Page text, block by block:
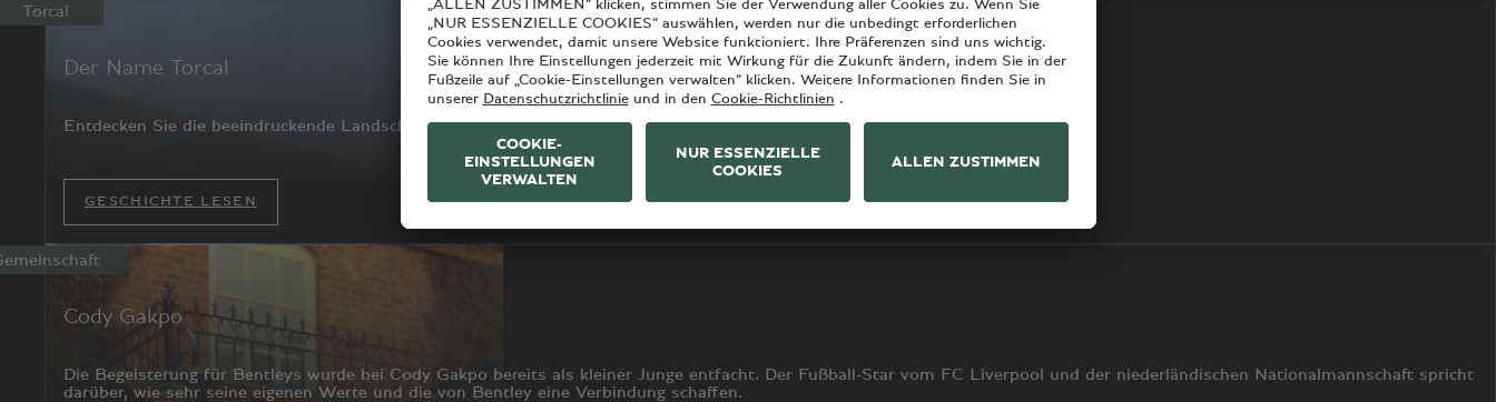
Torcal
Der Name Torcal
Entdecken Sie die beeindruckende Landschaft, die Bentley als Inspiration für seinen neuesten Modellnamen diente
GESCHICHTE LESEN
Cody Gakpo
Die Begeisterung für Bentleys wurde bei Cody Gakpo bereits als kleiner Junge entfacht. Der Fußball-Star vom FC Liverpool und der niederländischen Nationalmannschaft spricht
darüber, wie sehr seine eigenen Werte und die von Bentley eine Verbindung schaffen.